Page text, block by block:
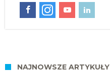
NAJNOWSZE ARTYKUŁY